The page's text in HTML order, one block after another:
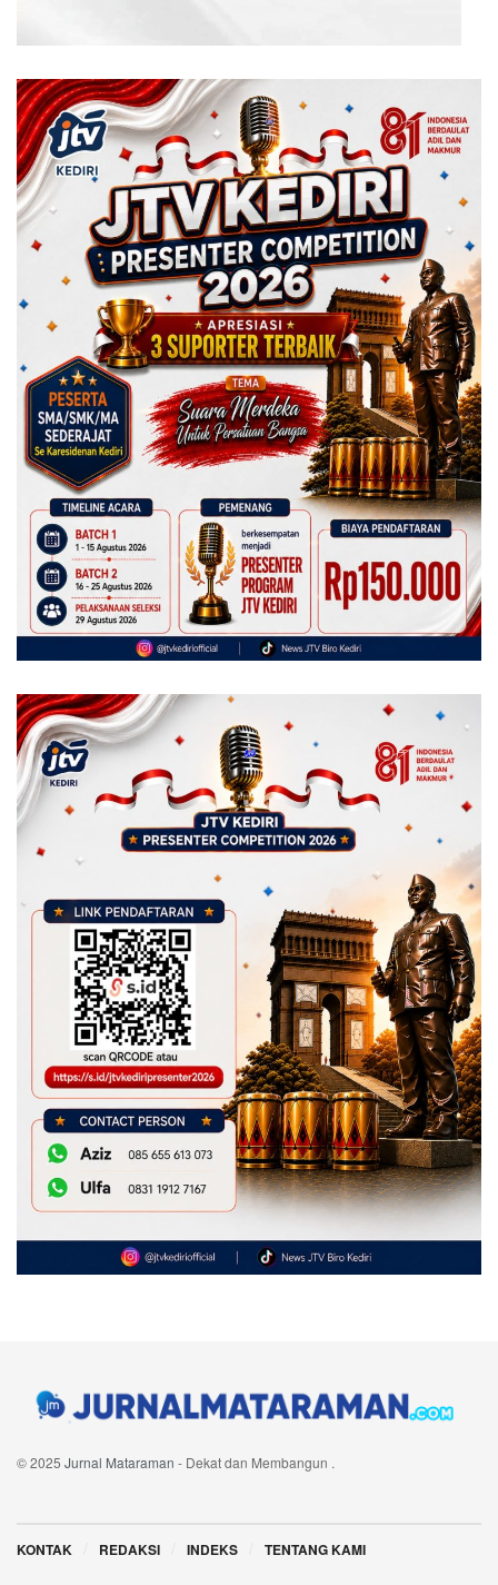
© 2025 Jurnal Mataraman - Dekat dan Membangun .
KONTAK REDAKSI INDEKS TENTANG KAMI